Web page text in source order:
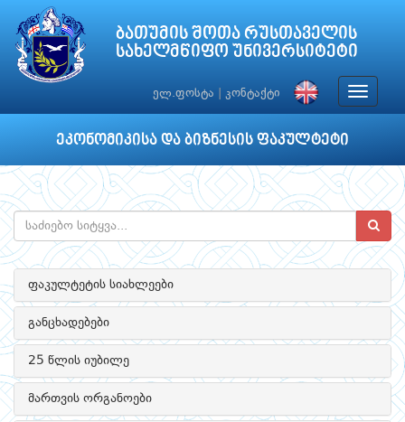
ბათუმის შოთა რუსთაველის
სახელმწიფო უნივერსიტეტი
ელ.ფოსტა კონტაქტი
Toggle
ეკონომიკისა და ბიზნესის ფაკულტეტი
ფაკულტეტის სიახლეები
განცხადებები
25 წლის იუბილე
მართვის ორგანოები